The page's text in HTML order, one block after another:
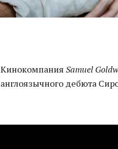
КинокомпанияSamuel
англоязычного дебюта